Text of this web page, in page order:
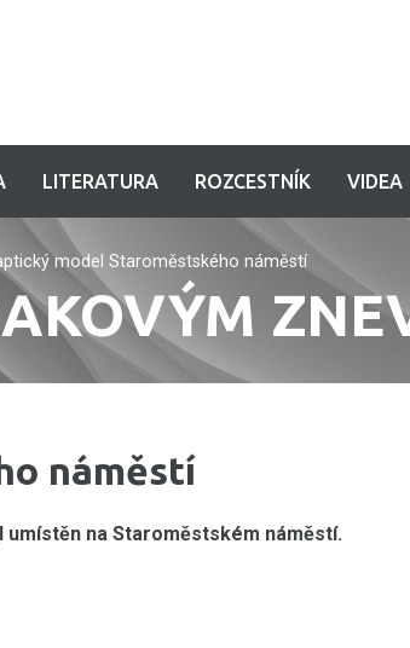
LITERATURA ROZCESTNÍK VIDEA
model Staroměstského náměstí
náměstí
na Staroměstském náměstí.